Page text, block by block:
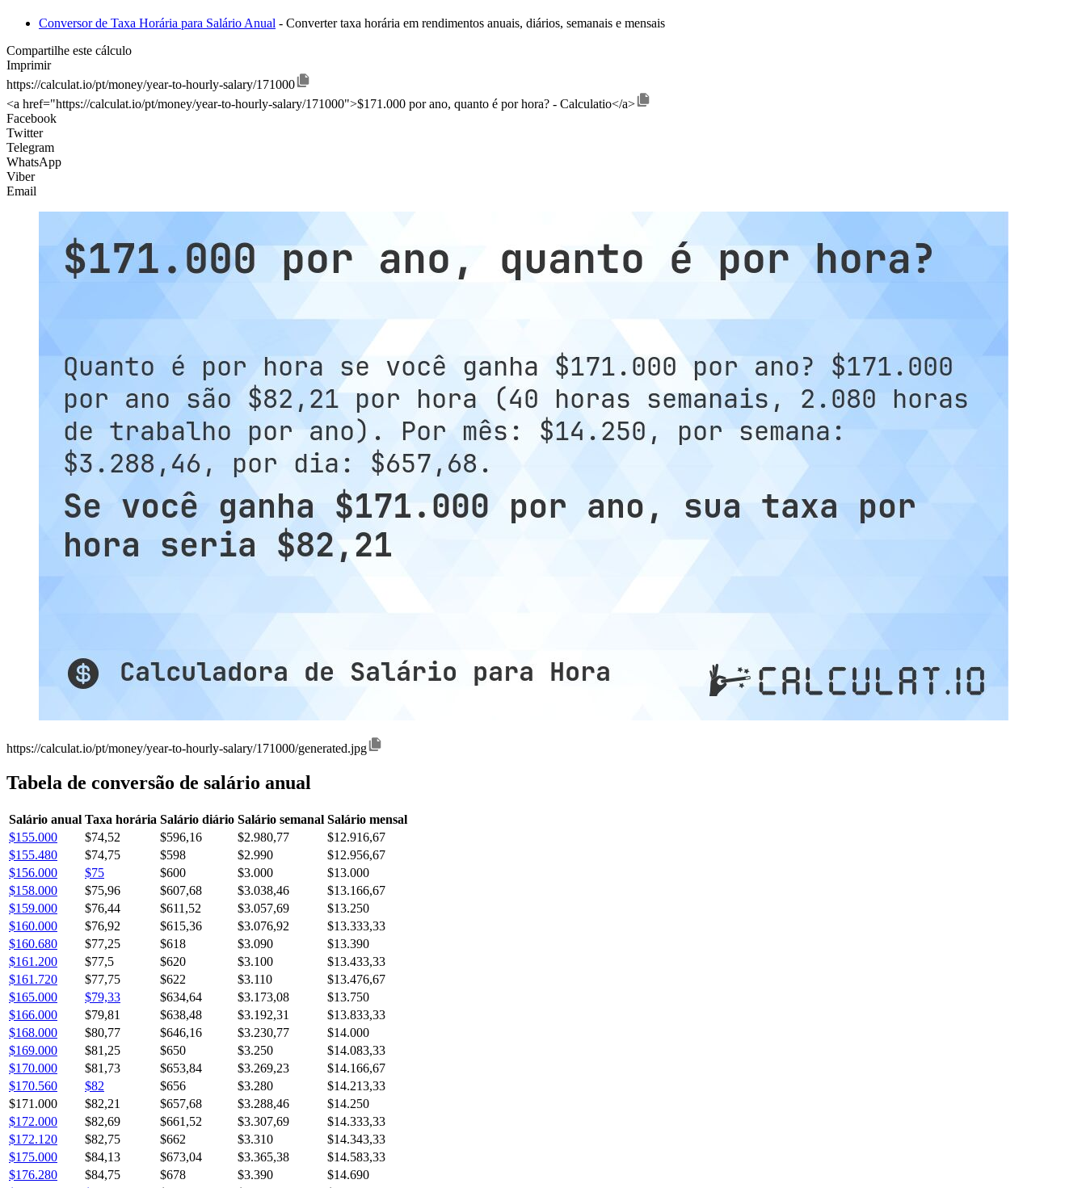
Conversor de Taxa Horária para Salário Anual - Converter taxa horária em rendimentos anuais, diários, semanais e mensais
Compartilhe este cálculo
Imprimir
https://calculat.io/pt/money/year-to-hourly-salary/171000
<a href="https://calculat.io/pt/money/year-to-hourly-salary/171000">$171.000 por ano, quanto é por hora? - Calculatio</a>
Facebook
Twitter
Telegram
WhatsApp
Viber
Email
https://calculat.io/pt/money/year-to-hourly-salary/171000/generated.jpg
Tabela de conversão de salário anual
Salário anual Taxa horária Salário diário Salário semanal Salário mensal
$155.000
$74,52 $596,16 $2.980,77
$12.916,67
$155.480
$74,75 $598 $2.990
$12.956,67
$156.000
$75 $600 $3.000
$13.000
$158.000
$75,96 $607,68 $3.038,46
$13.166,67
$159.000
$76,44 $611,52 $3.057,69
$13.250
$160.000
$76,92 $615,36 $3.076,92
$13.333,33
$160.680
$77,25 $618 $3.090
$13.390
$161.200
$77,5 $620 $3.100
$13.433,33
$161.720
$77,75 $622 $3.110
$13.476,67
$165.000
$79,33 $634,64 $3.173,08
$13.750
$166.000
$79,81 $638,48 $3.192,31
$13.833,33
$168.000
$80,77 $646,16 $3.230,77
$14.000
$169.000
$81,25 $650 $3.250
$14.083,33
$170.000
$81,73 $653,84 $3.269,23
$14.166,67
$170.560
$82 $656 $3.280
$14.213,33
$171.000
$82,21 $657,68 $3.288,46
$14.250
$172.000
$82,69 $661,52 $3.307,69
$14.333,33
$172.120
$82,75 $662 $3.310
$14.343,33
$175.000
$84,13 $673,04 $3.365,38
$14.583,33
$176.280
$84,75 $678 $3.390
$14.690